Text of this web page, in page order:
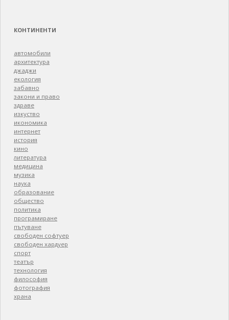
КОНТИНЕНТИ
автомобили
архитектура
джаджи
екология
забавно
закони и право
здраве
изкуство
икономика
интернет
история
кино
литература
медицина
музика
наука
образование
общество
политика
програмиране
пътуване
свободен софтуер
свободен хардуер
спорт
театър
технология
философия
фотография
храна